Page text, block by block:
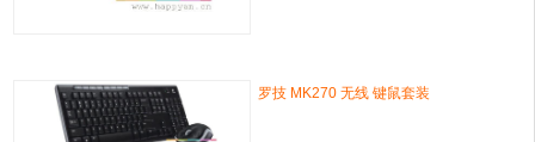
罗技 MK270 无线 键鼠套装